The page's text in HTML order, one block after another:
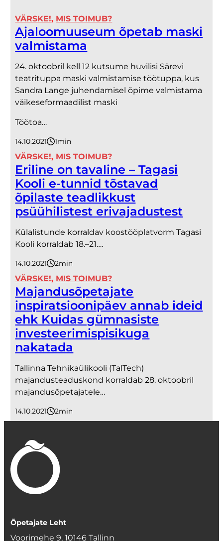
VÄRSKE!, MIS TOIMUB?
Ajaloomuuseum õpetab maski
valmistama
24. oktoobril kell 12 kutsume huvilisi Särevi
teatrituppa maski valmistamise töötuppa, kus
Sandra Lange juhendamisel õpime valmistama
väikeseformaadilist maski
Töötoa…
14.10.2021 1minut
VÄRSKE!, MIS TOIMUB?
Eriline on tavaline – Tagasi
Kooli e-tunnid tõstavad
õpilaste teadlikkust
psüühilistest erivajadustest
Külalistunde korraldav koostööplatvorm Tagasi
Kooli korraldab 18.–21….
14.10.2021 2minutit
VÄRSKE!, MIS TOIMUB?
Majandusõpetajate
inspiratsioonipäev annab ideid
ehk Kuidas gümnasiste
investeerimispisikuga
nakatada
Tallinna Tehnikaülikooli (TalTech)
majandusteaduskond korraldab 28. oktoobril
majandusõpetajatele…
14.10.2021 2minutit
Õpetajate Leht
Voorimehe 9, 10146 Tallinn